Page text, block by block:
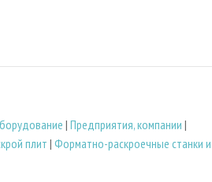
| Предприятия, компании |
плит | Форматно-раскроечные станки и